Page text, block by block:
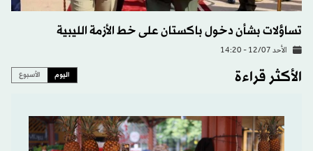
تساؤلات بشأن دخول باكستان على خط الأزمة الليبية
الأحد 12/07 - 14:20
الأكثر قراءة اليوم الأسبوع